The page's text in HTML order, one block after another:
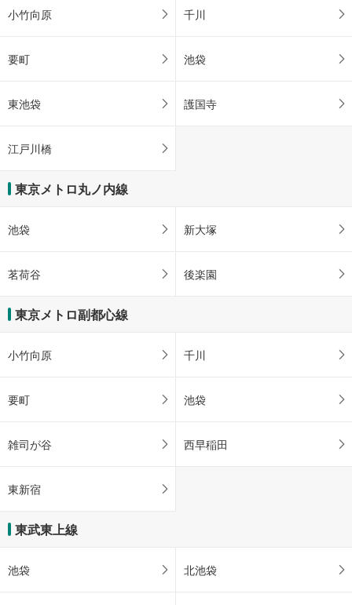
小竹向原 千川
要町 池袋
東池袋 護国寺
江戸川橋
東京メトロ丸ノ内線
池袋 新大塚
茗荷谷 後楽園
東京メトロ副都心線
小竹向原 千川
要町 池袋
雑司が谷 西早稲田
東新宿
東武東上線
池袋 北池袋